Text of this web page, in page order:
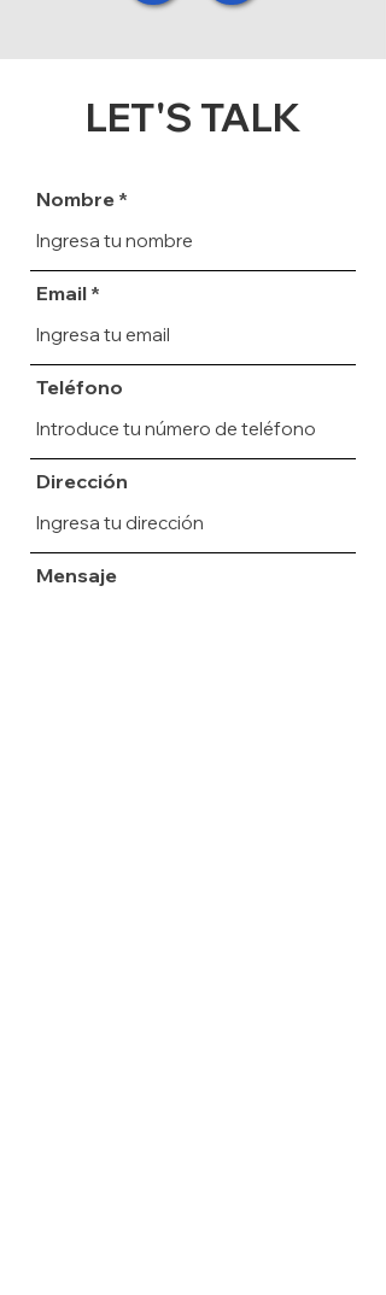
LET'S TALK
Nombre
Email
Teléfono
Dirección
Mensaje